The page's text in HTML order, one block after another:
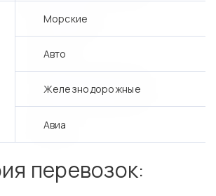
Морские
Авто
Железнодорожные
Авиа
перевозок: